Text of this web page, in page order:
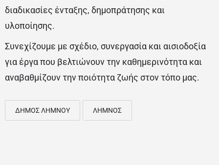
διαδικασίες ένταξης, δημοπράτησης και
υλοποίησης.
Συνεχίζουμε με σχέδιο, συνεργασία και αισιοδοξία
για έργα που βελτιώνουν την καθημερινότητα και
αναβαθμίζουν την ποιότητα ζωής στον τόπο μας.
ΔΗΜΟΣ ΛΗΜΝΟΥ ΛΗΜΝΟΣ